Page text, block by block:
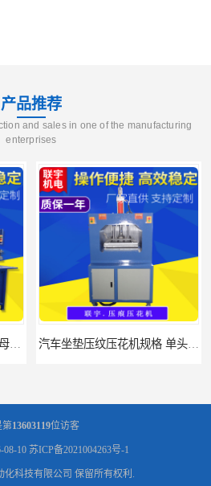
产品推荐
and sales in one of the manufacturing
enterprises
第13603119位访客
08-10 苏ICP备2021004263号-1
化科技有限公司 保留所有权利.